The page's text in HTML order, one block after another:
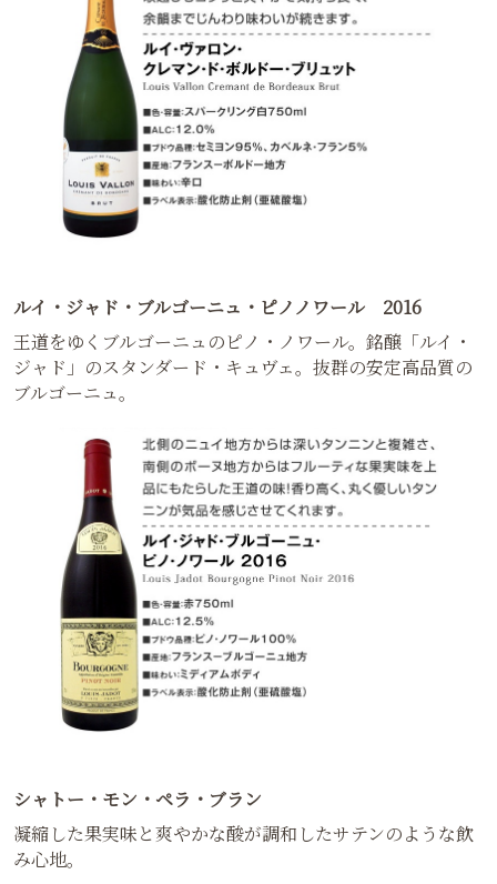
ルイ・ジャド・ブルゴーニュ・ピノノワール 2016
王道をゆくブルゴーニュのピノ・ノワール。銘醸「ルイ・
ジャド」のスタンダード・キュヴェ。抜群の安定高品質の
ブルゴーニュ。
シャトー・モン・ペラ・ブラン
凝縮した果実味と爽やかな酸が調和したサテンのような飲
み心地。